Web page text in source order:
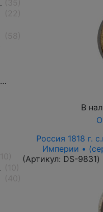
В
Россия 1818 г.
Империи •
(Артикул: DS-9831)